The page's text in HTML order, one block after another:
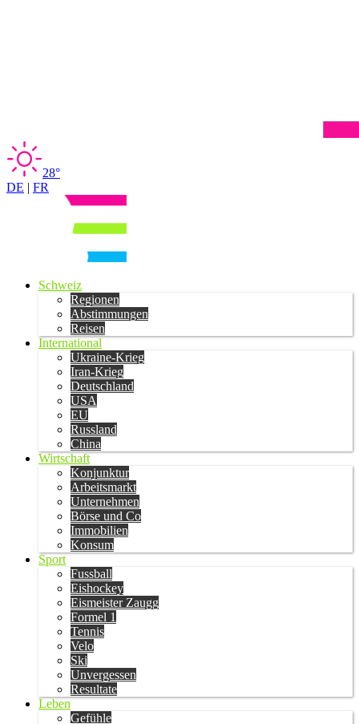
28°
DE | FR
Schweiz
Regionen
Abstimmungen
Reisen
International
Ukraine-Krieg
Iran-Krieg
Deutschland
USA
EU
Russland
China
Wirtschaft
Konjunktur
Arbeitsmarkt
Unternehmen
Börse und Co
Immobilien
Konsum
Sport
Fussball
Eishockey
Eismeister Zaugg
Formel 1
Tennis
Velo
Ski
Unvergessen
Resultate
Leben
Gefühle